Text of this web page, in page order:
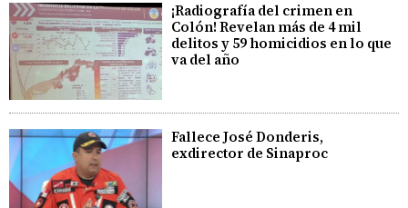
¡Radiografía del crimen en
Colón! Revelan más de 4 mil
delitos y 59 homicidios en lo que
va del año
Fallece José Donderis,
exdirector de Sinaproc